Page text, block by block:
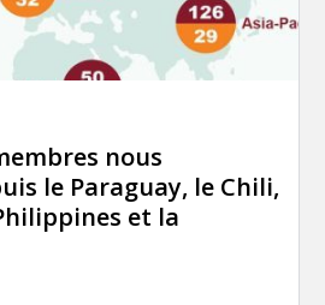
nous
le Paraguay, le Chili,
et la